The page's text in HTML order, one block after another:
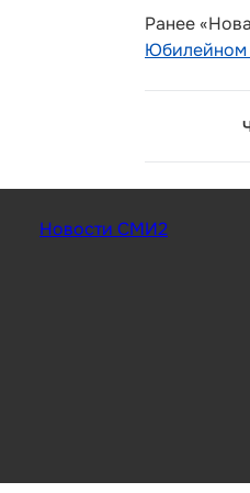
Ранее
Юбилейном
Новости СМИ2